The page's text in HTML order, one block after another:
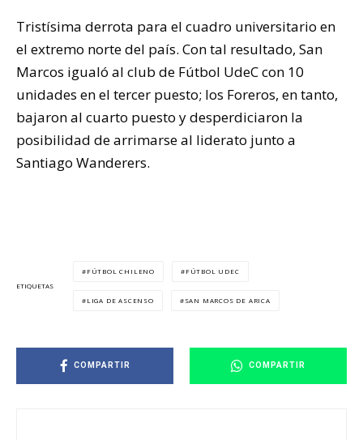
Tristísima derrota para el cuadro universitario en
el extremo norte del país. Con tal resultado, San
Marcos igualó al club de Fútbol UdeC con 10
unidades en el tercer puesto; los Foreros, en tanto,
bajaron al cuarto puesto y desperdiciaron la
posibilidad de arrimarse al liderato junto a
Santiago Wanderers.
ETIQUETAS
FÚTBOL CHILENO FÚTBOL UDEC
LIGA DE ASCENSO SAN MARCOS DE ARICA
COMPARTIR COMPARTIR